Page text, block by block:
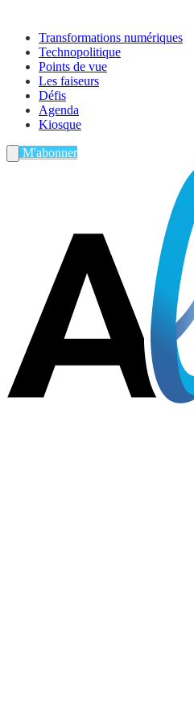
Transformations numériques
Technopolitique
Points de vue
Les faiseurs
Défis
Agenda
Kiosque
M'abonner